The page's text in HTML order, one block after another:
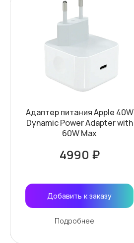
Адаптер питания Apple 40W
Dynamic Power Adapter with
60W Max
4990 ₽
Добавить к заказу
Подробнее